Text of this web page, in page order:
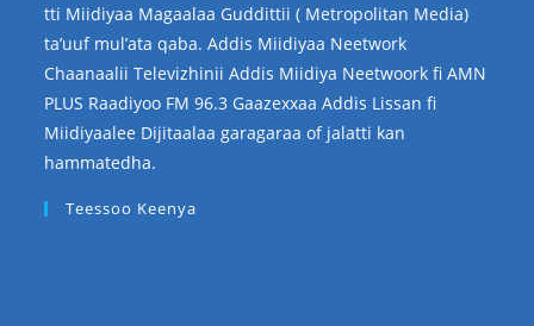
tti Miidiyaa Magaalaa Guddittii ( Metropolitan Media)
ta’uuf mul’ata qaba. Addis Miidiyaa Neetwork
Chaanaalii Televizhinii Addis Miidiya Neetwoork fi AMN
PLUS Raadiyoo FM 96.3 Gaazexxaa Addis Lissan fi
Miidiyaalee Dijitaalaa garagaraa of jalatti kan
hammatedha.
Teessoo Keenya